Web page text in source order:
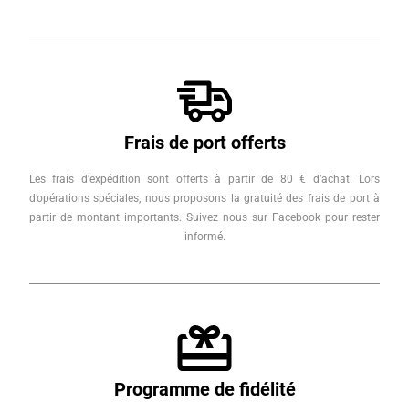
Frais de port offerts
Les frais d’expédition sont offerts à partir de 80 € d’achat. Lors
d’opérations spéciales, nous proposons la gratuité des frais de port à
partir de montant importants. Suivez nous sur Facebook pour rester
informé.
Programme de fidélité